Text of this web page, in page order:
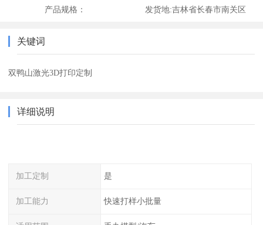
产品规格： 发货地:吉林省长春市南关区
关键词
双鸭山激光3D打印定制
详细说明
加工定制 是
加工能力 快速打样小批量